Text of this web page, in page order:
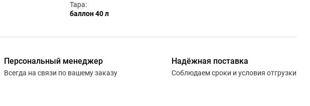
Тара:
баллон 40 л
Персональный менеджер
Всегда на связи по вашему заказу
Надёжная поставка
Соблюдаем сроки и условия отгрузки